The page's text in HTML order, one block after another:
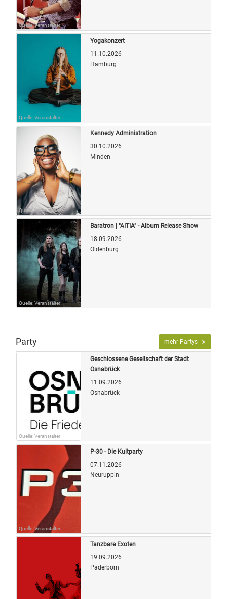
Quelle: Veranstalter
Quelle: Veranstalter
Yogakonzert
11.10.2026
Hamburg
Quelle: Veranstalter
Kennedy Administration
30.10.2026
Minden
Quelle: Veranstalter
Baratron | "AITIA" - Album Release Show
18.09.2026
Oldenburg
Party mehr Partys
Quelle: Veranstalter
Geschlossene Gesellschaft der Stadt
Osnabrück
11.09.2026
Osnabrück
Quelle: Veranstalter
P-30 - Die Kultparty
07.11.2026
Neuruppin
Tanzbare Exoten
19.09.2026
Paderborn